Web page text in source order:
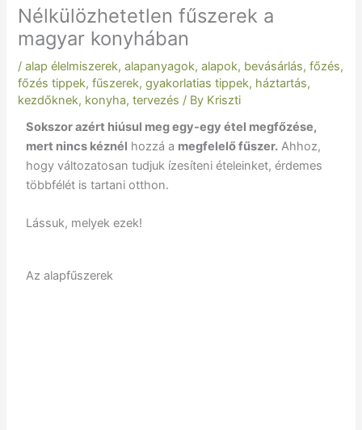
Nélkülözhetetlen fűszerek a
magyar konyhában
/alap élelmiszerek,alapanyagok,alapok, bevásárlás,főzés,
főzés tippek,fűszerek,gyakorlatias tippek, háztartás,
kezdőknek, konyha,tervezés / By Kriszti
Sokszor azért hiúsul meg egy-egy étel megfőzése,
mert nincs kéznél hozzá a megfelelő fűszer. Ahhoz,
hogy változatosan tudjuk ízesíteni ételeinket, érdemes
többfélét is tartani otthon.
Lássuk, melyek ezek!
Az alapfűszerek